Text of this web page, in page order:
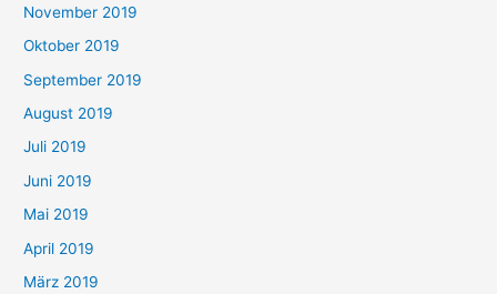
November 2019
Oktober 2019
September 2019
August 2019
Juli 2019
Juni 2019
Mai 2019
April 2019
März 2019